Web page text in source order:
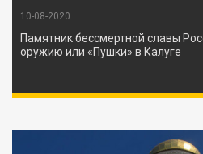
10-08-2020
Памятник бессмертной славы
оружию или «Пушки» в Калуге